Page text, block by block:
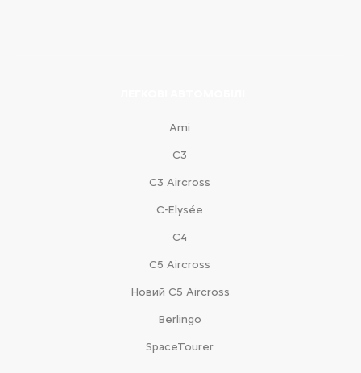
Ami
С3
С3 Aircross
C-Elysée
С4
С5 Aircross
Новий С5 Aircross
Berlingo
SpaceTourer